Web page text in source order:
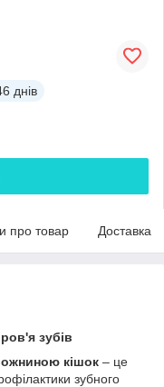
днів
про товар Доставка
зубів
кішок – це
зубного